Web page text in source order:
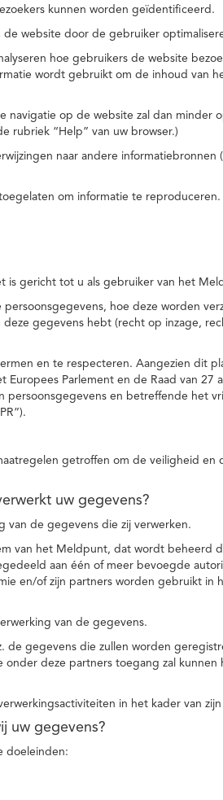
kunnen worden geïdentificeerd.
website door de gebruiker
hoe gebruikers de website
wordt gebruikt om de inhoud van
navigatie op de website zal dan minder
rubriek “Help” van uw browser.)
naar andere informatiebronnen
om informatie te reproduceren.
is gericht tot u als gebruiker van het
hoe deze worden
gegevens hebt (recht op inzage,
en te respecteren. Aangezien dit
Parlement en de Raad van 27
persoonsgegevens en betreffende het
getroffen om de veiligheid en
uw gegevens?
van de gegevens die zij verwerken.
van het Meldpunt, dat wordt beheerd
aan één of meer bevoegde
en/of zijn partners worden gebruikt in
van de gegevens.
gegevens die zullen worden
deze partners toegang zal
in het kader van
uw gegevens?
doeleinden: